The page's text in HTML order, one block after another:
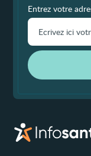
Entrez votre